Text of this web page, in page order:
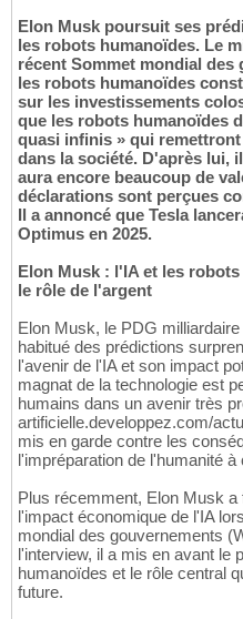
Elon Musk poursuit ses
les robots humanoïdes. Le
récent Sommet mondial des
les robots humanoïdes
sur les investissements
que les robots humanoïdes
quasi infinis » qui
dans la société. D'après lui,
aura encore beaucoup de
déclarations sont perçues
Il a annoncé que Tesla
Optimus en 2025.
Elon Musk : l'IA et les
le rôle de l'argent
Elon Musk, le PDG
habitué des prédictions
l'avenir de l'IA et son impact
magnat de la technologie est
humains dans un avenir très
artificielle.developpez.com/
mis en garde contre les
l'impréparation de l'humanité à
Plus récemment, Elon Musk
l'impact économique de l'IA
mondial des gouvernements
l'interview, il a mis en avant le
humanoïdes et le rôle central
future.